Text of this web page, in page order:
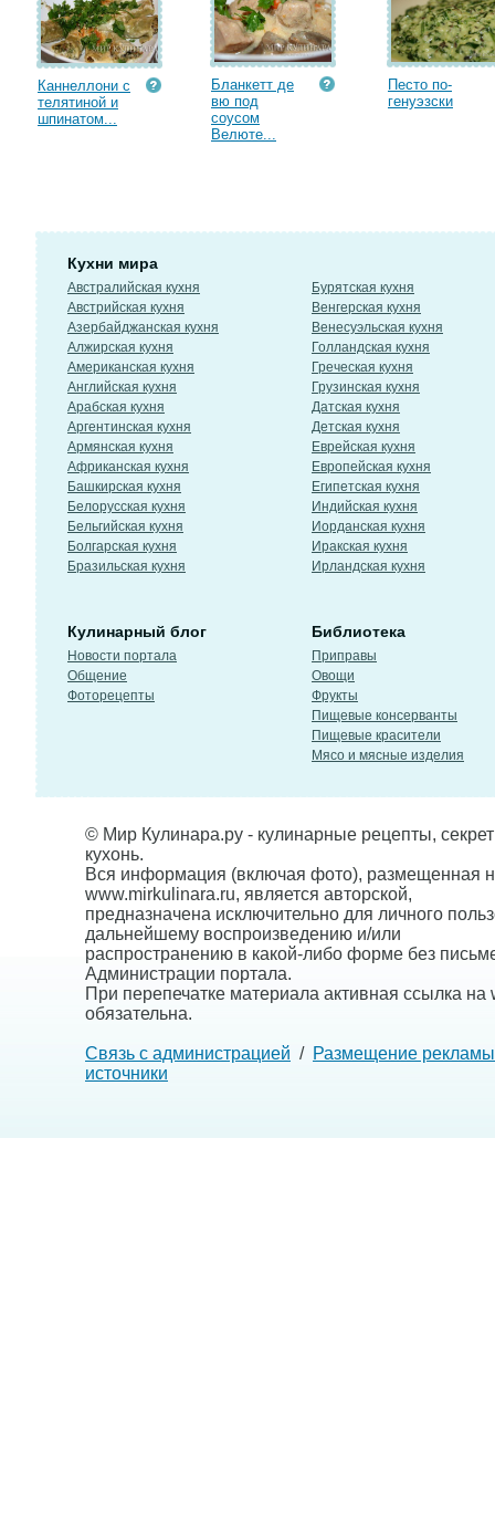
Каннеллони с
телятиной и
шпинатом...
Бланкетт де
вю под
соусом
Велюте...
Песто по-
генуэзски
Кухни мира
Австралийская кухня
Австрийская кухня
Азербайджанская кухня
Алжирская кухня
Американская кухня
Английская кухня
Арабская кухня
Аргентинская кухня
Армянская кухня
Африканская кухня
Башкирская кухня
Белорусская кухня
Бельгийская кухня
Болгарская кухня
Бразильская кухня
Бурятская кухня
Венгерская кухня
Венесуэльская кухня
Голландская кухня
Греческая кухня
Грузинская кухня
Датская кухня
Детская кухня
Еврейская кухня
Европейская кухня
Египетская кухня
Индийская кухня
Иорданская кухня
Иракская кухня
Ирландская кухня
Кулинарный блог
Новости портала
Общение
Фоторецепты
Библиотека
Приправы
Овощи
Фрукты
Пищевые консерванты
Пищевые красители
Мясо и мясные изделия
© Мир Кулинара.ру - кулинарные рецепты,
кухонь.
Вся информация (включая фото), размещенная
www.mirkulinara.ru, является авторской,
предназначена исключительно для личного
дальнейшему воспроизведению и/или
распространению в какой-либо форме без
Администрации портала.
При перепечатке материала активная ссылка на
обязательна.
Связь с администрацией / Размещение рекламы
источники